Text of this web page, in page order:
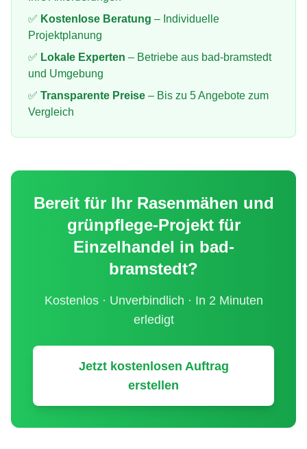
✅ Kostenlose Beratung – Individuelle
Projektplanung
✅ Lokale Experten – Betriebe aus bad-bramstedt
und Umgebung
✅ Transparente Preise – Bis zu 5 Angebote zum
Vergleich
Bereit für Ihr Rasenmähen und
grünpflege-Projekt für
Einzelhandel in bad-
bramstedt?
Kostenlos · Unverbindlich · In 2 Minuten
erledigt
Jetzt kostenlosen Auftrag
erstellen